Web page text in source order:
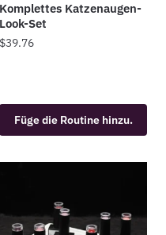
Komplettes Katzenaugen-
Look-Set
$39.76
Füge die Routine hinzu.